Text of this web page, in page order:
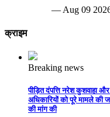
— Aug 09
क्राइम
Breaking news
पीड़ित दंपत्ति नरेश कुशवाहा
अधिकारियों को पूरे मामले की
की मांग की